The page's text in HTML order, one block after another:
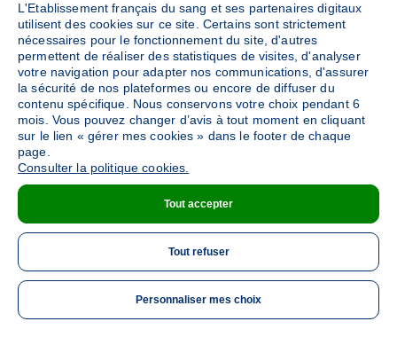
ME
DÉTAILS DE LA COLLECTE
TOULON(Rue Vincent Scotto - 83000)
Le lundi 26 octobre de 15h à 19h30
DÉTAILS DE LA COLLECTE
L'Etablissement français du sang et ses partenaires digitaux
utilisent des cookies sur ce site. Certains sont strictement
nécessaires pour le fonctionnement du site, d'autres
permettent de réaliser des statistiques de visites, d'analyser
votre navigation pour adapter nos communications, d'assurer
la sécurité de nos plateformes ou encore de diffuser du
contenu spécifique. Nous conservons votre choix pendant 6
mois. Vous pouvez changer d’avis à tout moment en cliquant
sur le lien « gérer mes cookies » dans le footer de chaque
page.
Consulter la politique cookies.
Tout accepter
Tout refuser
Personnaliser mes choix